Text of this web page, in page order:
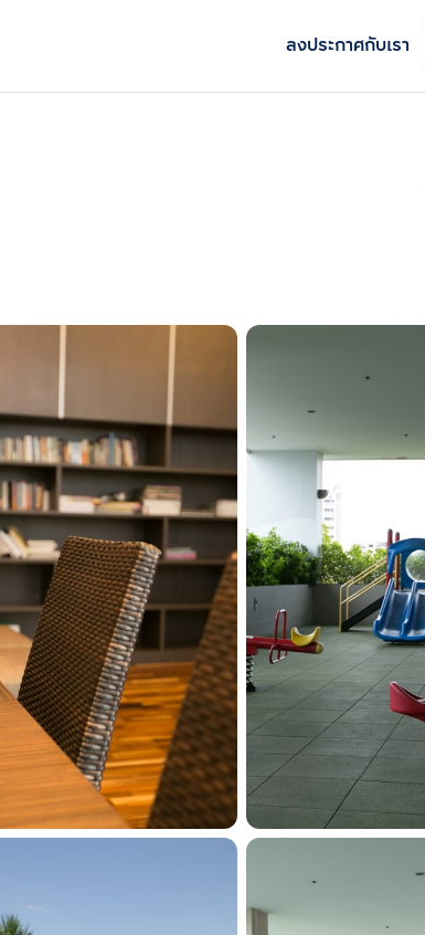
ลงประกาศกับเรา
เลือกยูนิตเพื่อเปรียบเทียบ
เลือกได้สูงสุด 3 รายการ
ลบทั้งหมด